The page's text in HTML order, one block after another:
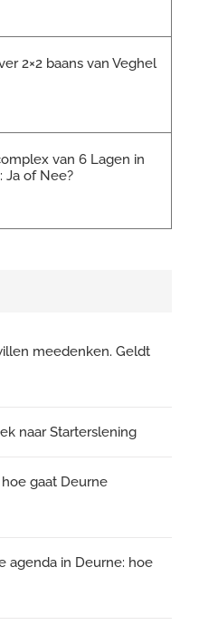
2×2 baans van Veghel
van 6 Lagen in
Ja of Nee?
meedenken. Geldt
naar Starterslening
gaat Deurne
agenda in Deurne: hoe